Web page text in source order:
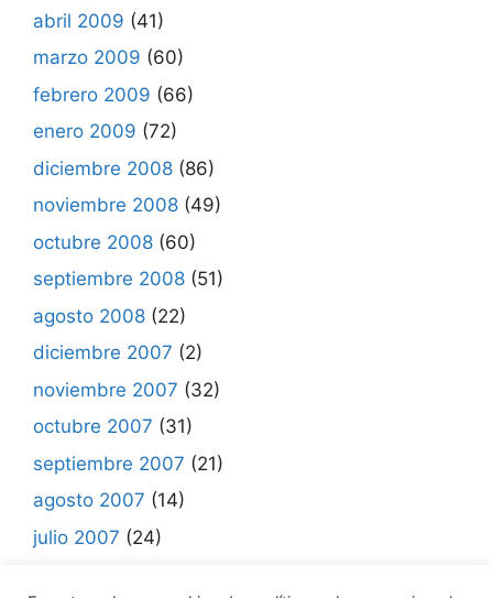
abril 2009 (41)
marzo 2009 (60)
febrero 2009 (66)
enero 2009 (72)
diciembre 2008 (86)
noviembre 2008 (49)
octubre 2008 (60)
septiembre 2008 (51)
agosto 2008 (22)
diciembre 2007 (2)
noviembre 2007 (32)
octubre 2007 (31)
septiembre 2007 (21)
agosto 2007 (14)
julio 2007 (24)